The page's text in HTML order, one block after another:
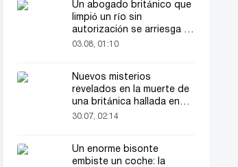
Un abogado británico que
limpió un río sin
autorización se arriesga a
hasta 2 años de cárcel
03.08, 01:10
Nuevos misterios
revelados en la muerte de
una británica hallada en
una maleta
30.07, 02:14
Un enorme bisonte
embiste un coche: la